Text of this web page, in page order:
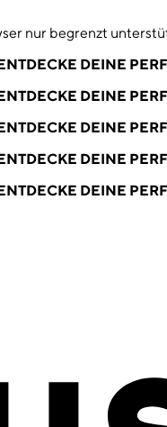
nur begrenzt
DEINE
DEINE
DEINE
DEINE
DEINE